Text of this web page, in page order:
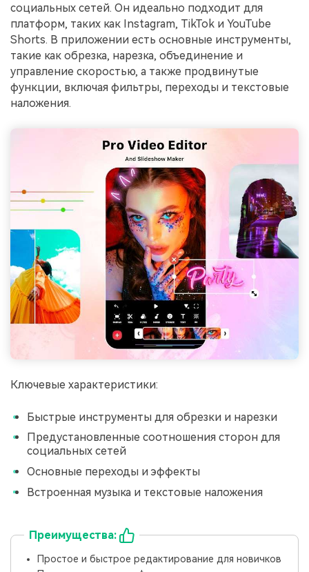
социальных сетей. Он идеально подходит для
платформ, таких как Instagram, TikTok и YouTube
Shorts. В приложении есть основные инструменты,
такие как обрезка, нарезка, объединение и
управление скоростью, а также продвинутые
функции, включая фильтры, переходы и текстовые
наложения.
󠀰󠀰󠀰Ключевые характеристики:
Быстрые инструменты для обрезки и нарезки
Предустановленные соотношения сторон для
социальных сетей
Основные переходы и эффекты
Встроенная музыка и текстовые наложения
Преимущества:
Простое и быстрое редактирование для новичков